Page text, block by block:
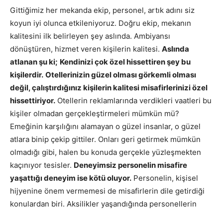
Gittiğimiz her mekanda ekip, personel, artık adını siz
koyun iyi olunca etkileniyoruz. Doğru ekip, mekanın
kalitesini ilk belirleyen şey aslında. Ambiyansı
dönüştüren, hizmet veren kişilerin kalitesi. Aslında
atlanan şu ki; Kendinizi çok özel hissettiren şey bu
kişilerdir. Otellerinizin güzel olması görkemli olması
değil, çalıştırdığınız kişilerin kalitesi misafirlerinizi özel
hissettiriyor. Otellerin reklamlarında verdikleri vaatleri bu
kişiler olmadan gerçekleştirmeleri mümkün mü?
Emeğinin karşılığını alamayan o güzel insanlar, o güzel
atlara binip çekip gittiler. Onları geri getirmek mümkün
olmadığı gibi, halen bu konuda gerçekle yüzleşmekten
kaçınıyor tesisler. Deneyimsiz personelin misafire
yaşattığı deneyim ise kötü oluyor. Personelin, kişisel
hijyenine önem vermemesi de misafirlerin dile getirdiği
konulardan biri. Aksilikler yaşandığında personellerin